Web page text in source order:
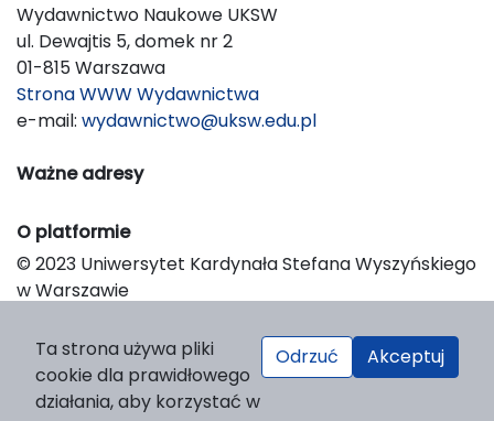
Wydawnictwo Naukowe UKSW
ul. Dewajtis 5, domek nr 2
01-815 Warszawa
Strona WWW Wydawnictwa
e-mail: wydawnictwo@uksw.edu.pl
Ważne adresy
O platformie
© 2023 Uniwersytet Kardynała Stefana Wyszyńskiego
w Warszawie
Platform & Workflow by OJS/PKP
Ta strona używa pliki
cookie dla prawidłowego
działania, aby korzystać w
Odrzuć Akceptuj